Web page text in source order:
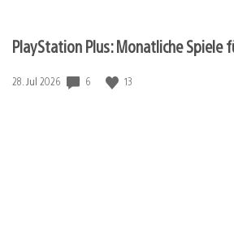
PlayStation Plus: Monatliche Spiele
Veröffentlichungsdatum:
28. Jul 2026 6 13